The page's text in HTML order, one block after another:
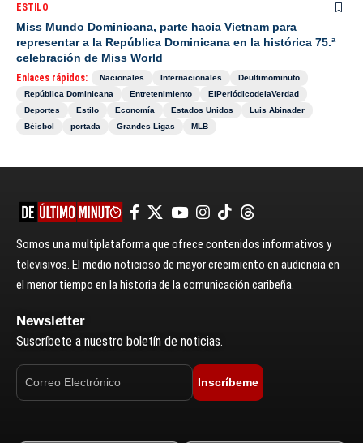
ESTILO
Miss Mundo Dominicana, parte hacia Vietnam para
representar a la República Dominicana en la histórica 75.ª
celebración de Miss World
Enlaces rápidos: Nacionales Internacionales
Deultimominuto
República Dominicana
Entretenimiento
ElPeriódicodelaVerdad
Deportes
Estilo Economía Estados Unidos
Luis Abinader
Béisbol
portada Grandes Ligas MLB
Somos una multiplataforma que ofrece contenidos informativos y
televisivos. El medio noticioso de mayor crecimiento en audiencia en
el menor tiempo en la historia de la comunicación caribeña.
Newsletter
Suscríbete a nuestro boletín de noticias.
Inscríbeme